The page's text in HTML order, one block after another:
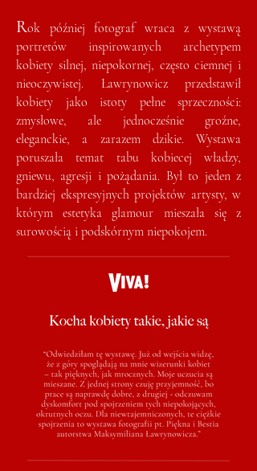
Rok później fotograf wraca z wystawą
portretów inspirowanych archetypem
kobiety silnej, niepokornej, często ciemnej i
nieoczywistej. Ławrynowicz przedstawił
kobiety jako istoty pełne sprzeczności:
zmysłowe, ale jednocześnie groźne,
eleganckie, a zarazem dzikie. Wystawa
poruszała temat tabu kobiecej władzy,
gniewu, agresji i pożądania. Był to jeden z
bardziej ekspresyjnych projektów artysty, w
którym estetyka glamour mieszała się z
surowością i podskórnym niepokojem.